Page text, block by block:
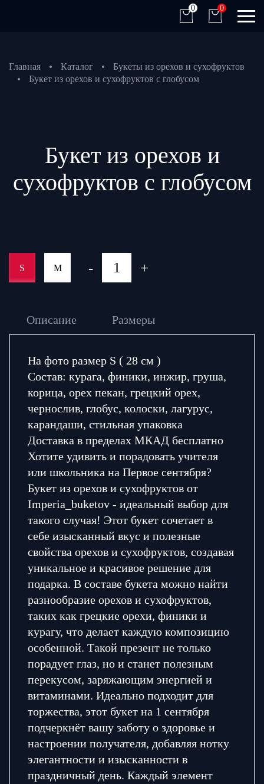
0 0
Главная Каталог
Букеты из орехов и сухофруктов
Букет из орехов и сухофруктов с глобусом
Букет из орехов и
сухофруктов с глобусом
S M - +
Описание Размеры
На фото размер S ( 28 см )
Состав: курага, финики, инжир, груша,
корица, орех пекан, грецкий орех,
чернослив, глобус, колоски, лагурус,
карандаши, стильная упаковка
Доставка в пределах МКАД бесплатно
Хотите удивить и порадовать учителя
или школьника на Первое сентября?
Букет из орехов и сухофруктов от
Imperia_buketov - идеальный выбор для
такого случая! Этот букет сочетает в
себе изысканный вкус и полезные
свойства орехов и сухофруктов, создавая
уникальное и красивое решение для
подарка. В составе букета можно найти
разнообразие орехов и сухофруктов,
таких как грецкие орехи, финики и
курагу, что делает каждую композицию
особенной. Такой презент не только
порадует глаз, но и станет полезным
перекусом, заряжающим энергией и
витаминами. Идеально подходит для
торжества, этот букет на 1 сентября
подчеркнёт вашу заботу о здоровье и
настроении получателя, добавляя нотку
элегантности и изысканности в
праздничный день. Каждый элемент